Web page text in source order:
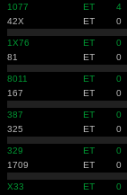
1077 ET 4
42X
ET 0
1X76 ET 0
81
ET 0
8011 ET 0
167
ET 0
387 ET 0
325
ET 0
329 ET 0
1709
ET 0
X33 ET 0